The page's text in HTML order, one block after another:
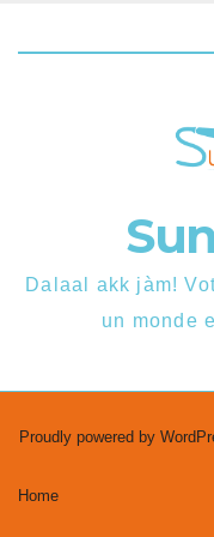
Dalaal akk jàm!
un monde
Proudly powered by
Home